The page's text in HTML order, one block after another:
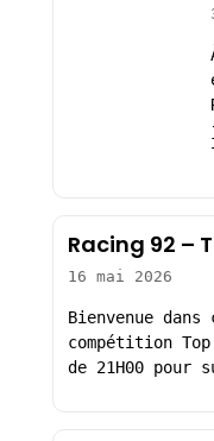
Racing 92 –
16 mai 2026
Bienvenue
compétition
de 21H00 pour